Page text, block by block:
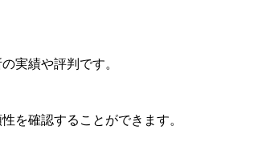
実績や評判です。
を確認することができます。